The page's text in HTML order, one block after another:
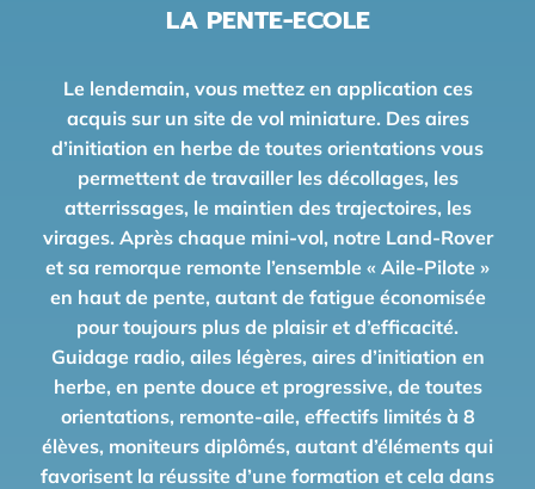
LA PENTE-ECOLE
Le lendemain, vous mettez en application ces
acquis sur un site de vol miniature. Des aires
d’initiation en herbe de toutes orientations vous
permettent de travailler les décollages, les
atterrissages, le maintien des trajectoires, les
virages. Après chaque mini-vol, notre Land-Rover
et sa remorque remonte l’ensemble « Aile-Pilote »
en haut de pente, autant de fatigue économisée
pour toujours plus de plaisir et d’efficacité.
Guidage radio, ailes légères, aires d’initiation en
herbe, en pente douce et progressive, de toutes
orientations, remonte-aile, effectifs limités à 8
élèves, moniteurs diplômés, autant d’éléments qui
favorisent la réussite d’une formation et cela dans